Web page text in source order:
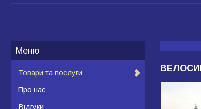
Товари та послуги
Про нас
Відгуки